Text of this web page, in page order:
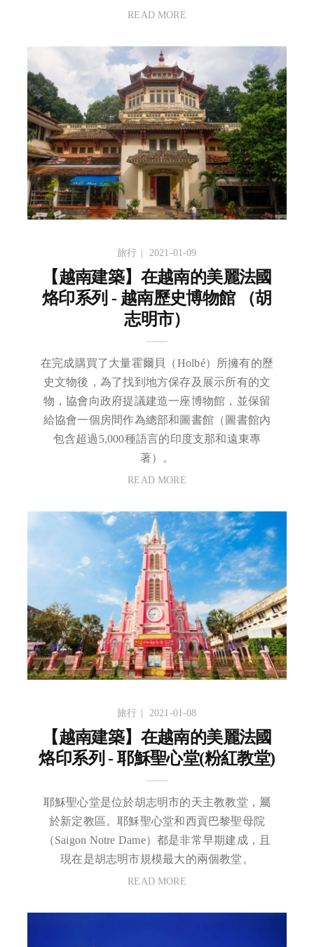
READ MORE
旅行 2021-01-09
【越南建築】在越南的美麗法國
烙印系列 - 越南歷史博物館 （胡
志明市）
在完成購買了大量霍爾貝（Holbé）所擁有的歷
史文物後，為了找到地方保存及展示所有的文
物，協會向政府提議建造一座博物館，並保留
給協會一個房間作為總部和圖書館（圖書館內
包含超過5,000種語言的印度支那和遠東專
著）。
READ MORE
旅行 2021-01-08
【越南建築】在越南的美麗法國
烙印系列 - 耶穌聖心堂(粉紅教堂)
耶穌聖心堂是位於胡志明市的天主教教堂，屬
於新定教區。耶穌聖心堂和西貢巴黎聖母院
（Saigon Notre Dame）都是非常早期建成，且
現在是胡志明市規模最大的兩個教堂。
READ MORE